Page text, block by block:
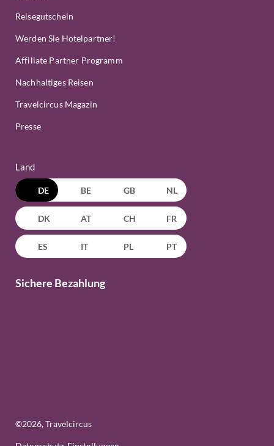
Reisegutschein
Werden Sie Hotelpartner!
Affiliate Partner Programm
Nachhaltiges Reisen
Travelcircus Magazin
Presse
Land
DE BE GB NL
DK AT CH FR
ES IT PL PT
Sichere Bezahlung
©2026, Travelcircus